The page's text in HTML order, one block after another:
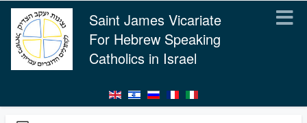
Saint James Vicariate
For Hebrew Speaking
Catholics in Israel